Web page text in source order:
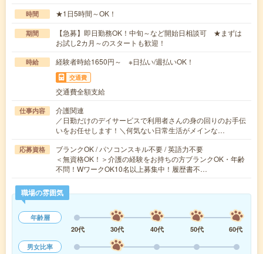
時間 ★1日5時間～OK！
期間
【急募】即日勤務OK！中旬～など開始日相談可 ★まずは
お試し2カ月～のスタートも歓迎！
時給 経験者時給1650円～ ※日払い/週払いOK！
交通費
交通費全額支給
仕事内容
介護関連
／日勤だけのデイサービスで利用者さんの身の回りのお手伝
いをお任せします！＼何気ない日常生活がメインな…
応募資格
ブランクOK / パソコンスキル不要 / 英語力不要
＜無資格OK！＞介護の経験をお持ちの方ブランクOK・年齢
不問！WワークOK10名以上募集中！履歴書不…
職場の雰囲気
年齢層
20代
30代 40代 50代
60代
男女比率